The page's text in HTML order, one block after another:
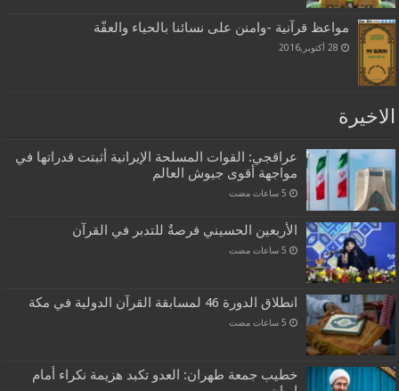
مواعظ قرآنية -وامنن على نسائنا بالحياء والعفّة
28 أكتوبر,2016
الاخيرة
عراقجي: القوات المسلحة الإيرانية أثبتت قدراتها في
مواجهة أقوى جيوش العالم
الأربعين الحسيني فرصةٌ للتدبر في القرآن
انطلاق الدورة 46 لمسابقة القرآن الدولية في مكة
خطيب جمعة طهران: العدو تكبد هزيمة نكراء أمام